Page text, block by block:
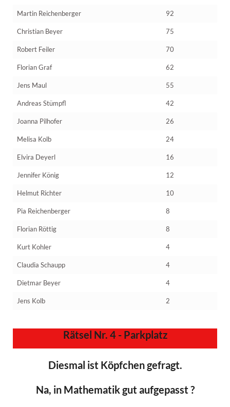
Martin Reichenberger 92
Christian Beyer 75
Robert Feiler 70
Florian Graf 62
Jens Maul 55
Andreas Stümpfl 42
Joanna Pilhofer 26
Melisa Kolb 24
Elvira Deyerl 16
Jennifer König 12
Helmut Richter 10
Pia Reichenberger 8
Florian Röttig 8
Kurt Kohler 4
Claudia Schaupp 4
Dietmar Beyer 4
Jens Kolb 2
Rätsel Nr. 4 - Parkplatz
Diesmal ist Köpfchen gefragt.
Na, in Mathematik gut aufgepasst ?